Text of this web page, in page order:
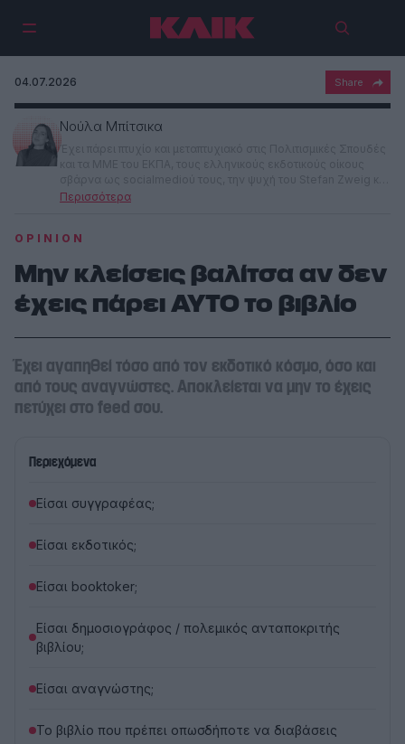
04.07.2026
OPINION
Μην κλείσεις βαλίτσα αν δεν
έχεις πάρει ΑΥΤΟ το βιβλίο
Έχει αγαπηθεί τόσο από τον εκδοτικό κόσμο, όσο και
από τους αναγνώστες. Αποκλείεται να μην το έχεις
πετύχει στο feed σου.
Περιεχόμενα
Είσαι συγγραφέας;
Είσαι εκδοτικός;
Είσαι booktoker;
Είσαι δημοσιογράφος / πολεμικός ανταποκριτής
βιβλίου;
Είσαι αναγνώστης;
Το βιβλίο που πρέπει οπωσδήποτε να διαβάσεις
Νούλα Μπίτσικα
του Μένη Κουμανταρέα, την ευλογία του Till Lindemann, και τα